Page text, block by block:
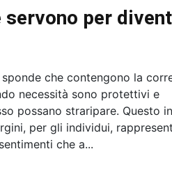
per
che contengono la
necessità sono protettivi e
possano straripare. Questo
per gli individui,
che a...